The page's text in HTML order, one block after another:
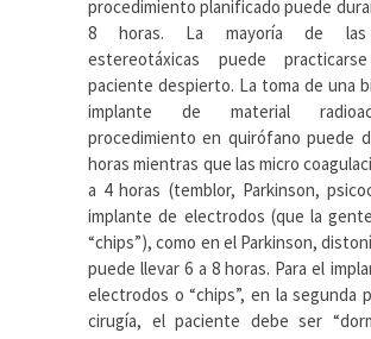
procedimiento planificado puede
8 horas. La mayoría de las
estereotáxicas puede
paciente despierto. La toma de una
implante de material
procedimiento en quirófano puede
horas mientras que las micro
a 4 horas (temblor, Parkinson,
implante de electrodos (que la
“chips”), como en el Parkinson,
puede llevar 6 a 8 horas. Para el
electrodos o “chips”, en la segunda
cirugía, el paciente debe ser